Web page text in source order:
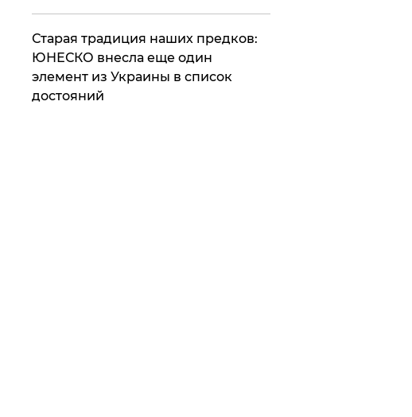
​Старая традиция наших предков:
ЮНЕСКО внесла еще один
элемент из Украины в список
достояний